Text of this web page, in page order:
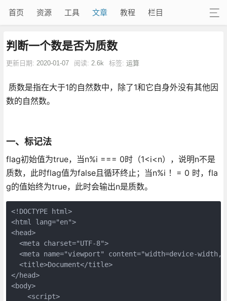
首页 资源 工具 文章 教程 栏目
判断一个数是否为质数
更新日期: 2020-01-07 阅读: 2.6k 标签: 运算
质数是指在大于1的自然数中，除了1和它自身外没有其他因
数的自然数。
一、标记法
flag初始值为true，当n%i === 0时（1<i<n），说明n不是
质数，此时flag值为false且循环终止；当n%i ！= 0 时，fla
g的值始终为true，此时会输出n是质数。
<!DOCTYPE html>
<html lang="en">
<head>
  <meta charset="UTF-8">
<meta name="viewport" content="width=device-width,
  <title>Document</title>
</head>
<body>
    <script>